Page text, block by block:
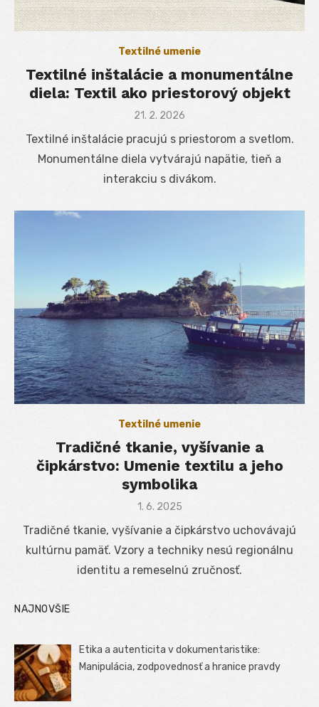
Textilné umenie
Textilné inštalácie a monumentálne
diela: Textil ako priestorový objekt
Posted
21. 2. 2026
Textilné inštalácie pracujú s priestorom a svetlom.
Monumentálne diela vytvárajú napätie, tieň a
interakciu s divákom.
Textilné umenie
Tradičné tkanie, vyšívanie a
čipkárstvo: Umenie textilu a jeho
symbolika
Posted
1. 6. 2025
Tradičné tkanie, vyšívanie a čipkárstvo uchovávajú
kultúrnu pamäť. Vzory a techniky nesú regionálnu
identitu a remeselnú zručnosť.
NAJNOVŠIE
Etika a autenticita v dokumentaristike:
Manipulácia, zodpovednosť a hranice pravdy